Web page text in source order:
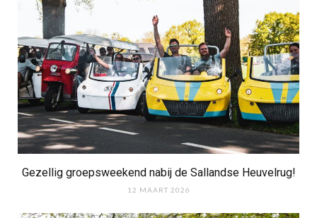
Gezellig groepsweekend nabij de Sallandse Heuvelrug!
12 MAART 2026